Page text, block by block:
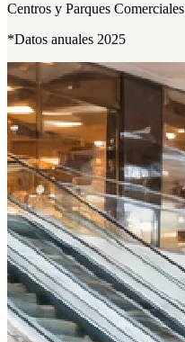
Centros y Parques Comerciales
*Datos anuales 2025